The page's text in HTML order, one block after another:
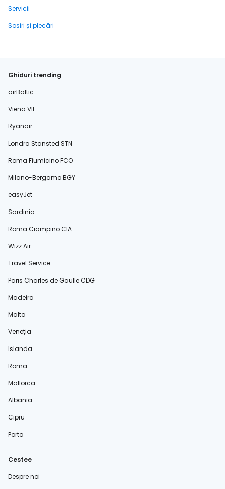
Servicii
Sosiri și plecări
Ghiduri trending
airBaltic
Viena VIE
Ryanair
Londra Stansted STN
Roma Fiumicino FCO
Milano-Bergamo BGY
easyJet
Sardinia
Roma Ciampino CIA
Wizz Air
Travel Service
Paris Charles de Gaulle CDG
Madeira
Malta
Veneția
Islanda
Roma
Mallorca
Albania
Cipru
Porto
Cestee
Despre noi